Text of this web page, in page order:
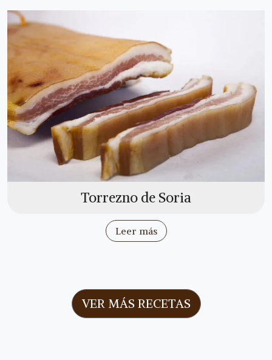
Torrezno de Soria
Leer más
VER MÁS RECETAS